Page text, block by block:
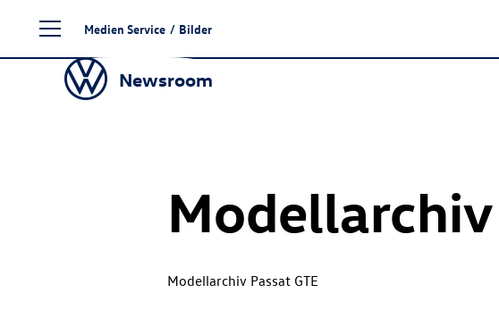
Seiteninhalt
springen
Medien Service / Bilder
Newsroom
Modellarchiv
Modellarchiv Passat GTE